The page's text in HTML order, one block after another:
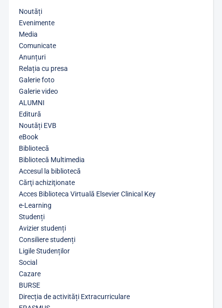
Noutăți
Evenimente
Media
Comunicate
Anunțuri
Relația cu presa
Galerie foto
Galerie video
ALUMNI
Editură
Noutăți EVB
eBook
Bibliotecă
Bibliotecă Multimedia
Accesul la bibliotecă
Cărţi achiziţionate
Acces Biblioteca Virtuală Elsevier Clinical Key
e-Learning
Studenți
Avizier studenți
Consiliere studenți
Ligile Studenților
Social
Cazare
BURSE
Direcția de activități Extracurriculare